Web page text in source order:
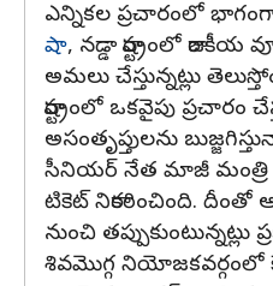
ఎన్నికల ప్రచారంలో భాగంగా
షా, నడ్డా రాష్ట్రంలో
అమలు చేస్తున్నట్లు
రాష్ట్రంలో ఒకవైపు ప్రచారం
అసంతృప్తులను
సీనియర్ నేత మాజీ మంత్రి
టికెట్ నిరాకరించింది. దీంతో
నుంచి తప్పుకుంటున్నట్లు
శివమొగ్గ నియోజకవర్గంలో